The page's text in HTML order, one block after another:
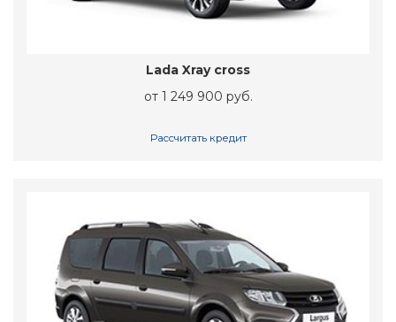
Lada Xray cross
от 1 249 900 руб.
Рассчитать кредит